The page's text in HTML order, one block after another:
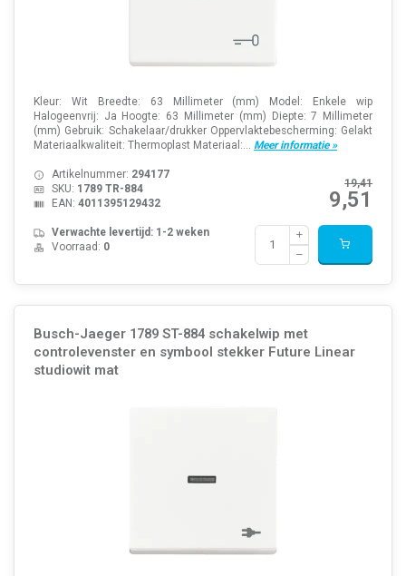
Kleur: Wit Breedte: 63 Millimeter (mm) Model: Enkele wip
Halogeenvrij: Ja Hoogte: 63 Millimeter (mm) Diepte: 7 Millimeter
(mm) Gebruik: Schakelaar/drukker Oppervlaktebescherming: Gelakt
Materiaalkwaliteit: Thermoplast Materiaal:... Meer informatie »
19,41
9,51
Artikelnummer: 294177
SKU: 1789 TR-884
EAN: 4011395129432
Verwachte levertijd: 1-2 weken
Voorraad: 0
Busch-Jaeger 1789 ST-884 schakelwip met
controlevenster en symbool stekker Future Linear
studiowit mat